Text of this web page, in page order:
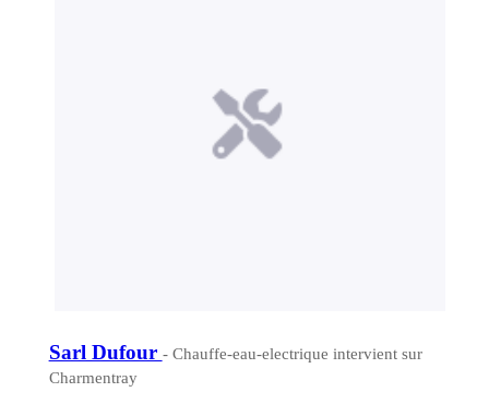
Sarl Dufour - Chauffe-eau-electrique intervient sur
Charmentray